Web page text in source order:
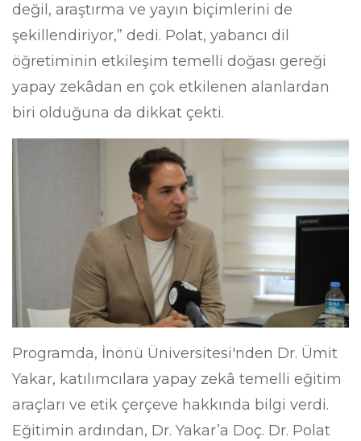
değil, araştırma ve yayın biçimlerini de
şekillendiriyor,” dedi. Polat, yabancı dil
öğretiminin etkileşim temelli doğası gereği
yapay zekâdan en çok etkilenen alanlardan
biri olduğuna da dikkat çekti.
Programda, İnönü Üniversitesi'nden Dr. Ümit
Yakar, katılımcılara yapay zekâ temelli eğitim
araçları ve etik çerçeve hakkında bilgi verdi.
Eğitimin ardından, Dr. Yakar’a Doç. Dr. Polat